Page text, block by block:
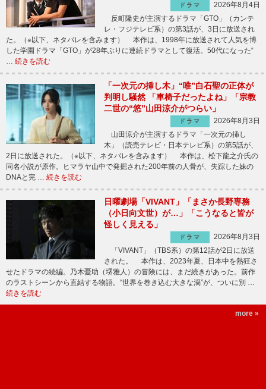
ドラマ
2026年8月4日
反町隆史が主演するドラマ「GTO」（カンテ
レ・フジテレビ系）の第3話が、3日に放送され
た。（※以下、ネタバレを含みます） 本作は、1998年に放送されて人気を博
した学園ドラマ「GTO」が28年ぶりに連続ドラマとして復活。50代になった“
… 続きを読む
「一次元の挿し木」“唯”白石聖の正体が
判明し騒然 「車椅子だったよね」「宗教
二世の“悠”山田涼介がつらい」
ドラマ
2026年8月3日
山田涼介が主演するドラマ「一次元の挿し
木」（読売テレビ・日本テレビ系）の第5話が、
2日に放送された。（※以下、ネタバレを含みます） 本作は、松下龍之介氏の
同名小説が原作。ヒマラヤ山中で発掘された200年前の人骨が、失踪した妹の
DNAと完 … 続きを読む
日曜劇場「VIVANT」「まさか長野専務
（小日向文世）が…」「こうなると皆が
怪しく見える」
ドラマ
2026年8月3日
「VIVANT」（TBS系）の第12話が2日に放送
された。 本作は、2023年夏、日本中を熱狂さ
せたドラマの続編。乃木憂助（堺雅人）の冒険には、まだ続きがあった。前作
のラストシーンから直結する物語。“世界を巻き込む大きな渦”が、ついに別 …
続きを読む
more »